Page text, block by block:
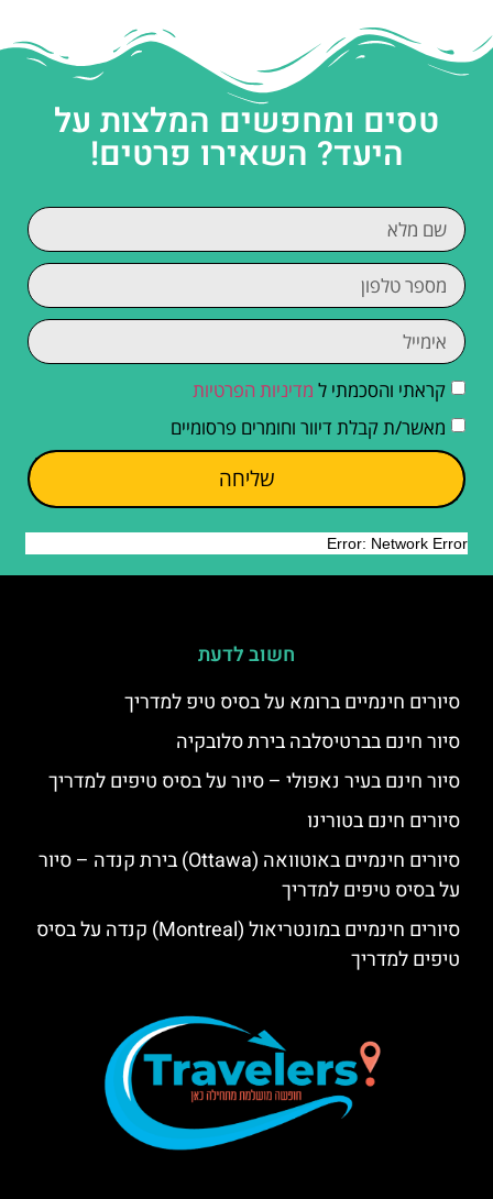
טסים ומחפשים המלצות על
היעד? השאירו פרטים!
קראתי והסכמתי ל מדיניות הפרטיות
מאשר/ת קבלת דיוור וחומרים פרסומיים
שליחה
חשוב לדעת
סיורים חינמיים ברומא על בסיס טיפ למדריך
סיור חינם בברטיסלבה בירת סלובקיה
סיור חינם בעיר נאפולי – סיור על בסיס טיפים למדריך
סיורים חינם בטורינו
סיורים חינמיים באוטוואה (Ottawa) בירת קנדה – סיור
על בסיס טיפים למדריך
סיורים חינמיים במונטריאול (Montreal) קנדה על בסיס
טיפים למדריך